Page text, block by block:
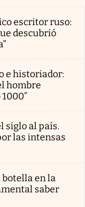
escritor ruso:
descubrió
e historiador:
hombre
siglo al país.
las intensas
en la
saber